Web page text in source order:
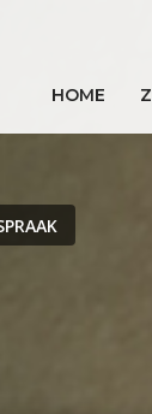
HOME